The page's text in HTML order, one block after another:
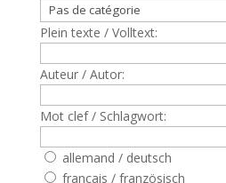
Plein texte / Volltext:
Auteur / Autor:
Mot clef / Schlagwort:
allemand / deutsch
francais / französisch